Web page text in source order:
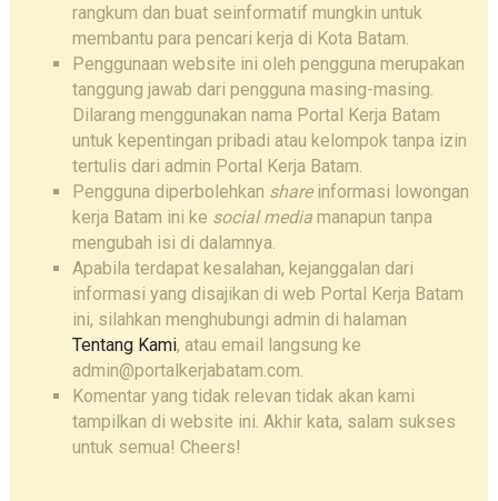
rangkum dan buat seinformatif mungkin untuk
membantu para pencari kerja di Kota Batam.
Penggunaan website ini oleh pengguna merupakan
tanggung jawab dari pengguna masing-masing.
Dilarang menggunakan nama Portal Kerja Batam
untuk kepentingan pribadi atau kelompok tanpa izin
tertulis dari admin Portal Kerja Batam.
Pengguna diperbolehkan shareinformasi lowongan
kerja Batam ini ke social mediamanapun tanpa
mengubah isi di dalamnya.
Apabila terdapat kesalahan, kejanggalan dari
informasi yang disajikan di web Portal Kerja Batam
ini, silahkan menghubungi admin di halaman
Tentang Kami, atau email langsung ke
admin@portalkerjabatam.com.
Komentar yang tidak relevan tidak akan kami
tampilkan di website ini. Akhir kata, salam sukses
untuk semua! Cheers!